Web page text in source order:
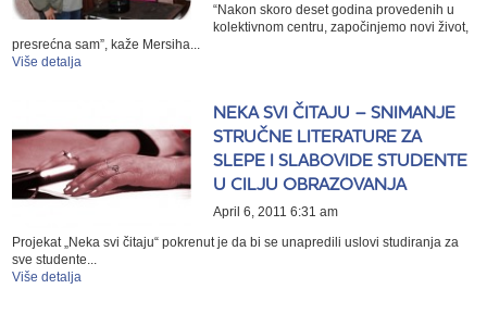
“Nakon skoro deset godina provedenih u
kolektivnom centru, započinjemo novi život,
presrećna sam”, kaže Mersiha...
Više detalja
NEKA SVI ČITAJU – SNIMANJE
STRUČNE LITERATURE ZA
SLEPE I SLABOVIDE STUDENTE
U CILJU OBRAZOVANJA
April 6, 2011 6:31 am
Projekat „Neka svi čitaju“ pokrenut je da bi se unapredili uslovi studiranja za
sve studente...
Više detalja